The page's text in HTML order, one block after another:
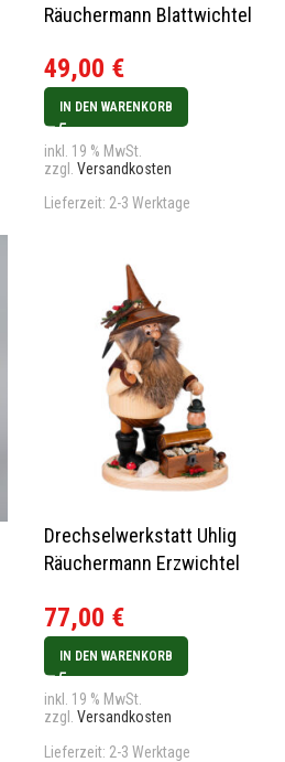
Räuchermann Blattwichtel
49,00 €
IN DEN WARENKORB
inkl. 19 % MwSt.
zzgl. Versandkosten
Lieferzeit: 2-3 Werktage
Drechselwerkstatt Uhlig
Räuchermann Erzwichtel
77,00 €
IN DEN WARENKORB
inkl. 19 % MwSt.
zzgl. Versandkosten
Lieferzeit: 2-3 Werktage